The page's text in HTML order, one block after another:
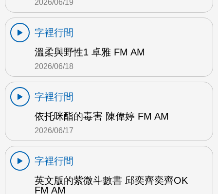
2026/06/19
字裡行間
溫柔與野性1 卓雅 FM AM
2026/06/18
字裡行間
依托咪酯的毒害 陳偉婷 FM AM
2026/06/17
字裡行間
英文版的紫微斗數書 邱奕齊奕齊OK
FM AM